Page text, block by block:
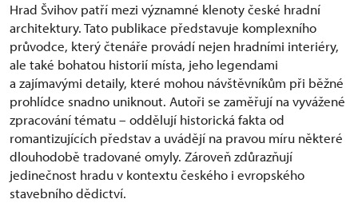
Hrad Švihov patří mezi významné klenoty české hradní
architektury. Tato publikace představuje komplexního
průvodce, který čtenáře provádí nejen hradními interiéry,
ale také bohatou historií místa, jeho legendami
a zajímavými detaily, které mohou návštěvníkům při běžné
prohlídce snadno uniknout. Autoři se zaměřují na vyvážené
zpracování tématu – oddělují historická fakta od
romantizujících představ a uvádějí na pravou míru některé
dlouhodobě tradované omyly. Zároveň zdůrazňují
jedinečnost hradu v kontextu českého i evropského
stavebního dědictví.